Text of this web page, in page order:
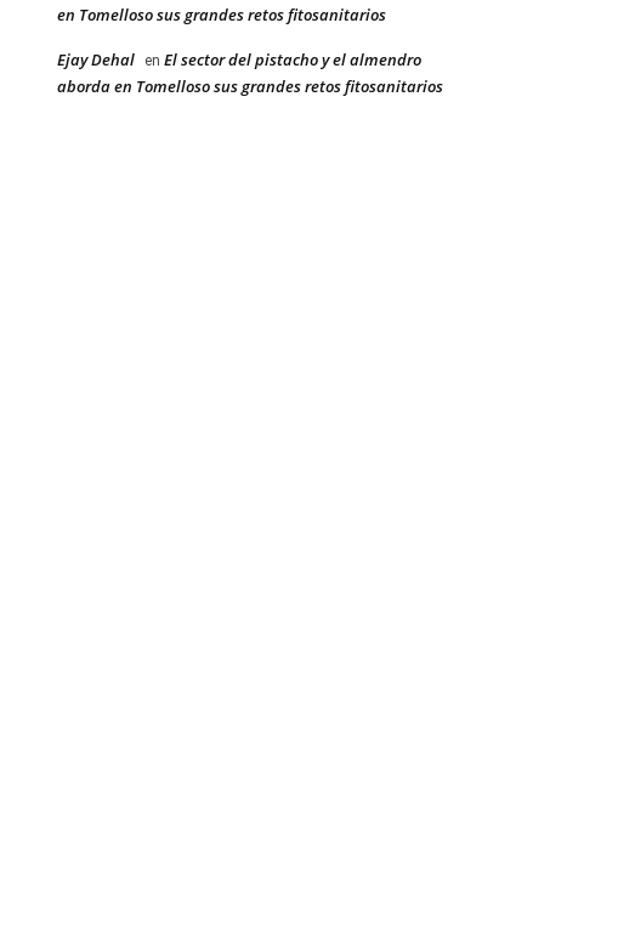
en Tomelloso sus grandes retos fitosanitarios
Ejay Dehal en El sector del pistacho y el almendro
aborda en Tomelloso sus grandes retos fitosanitarios